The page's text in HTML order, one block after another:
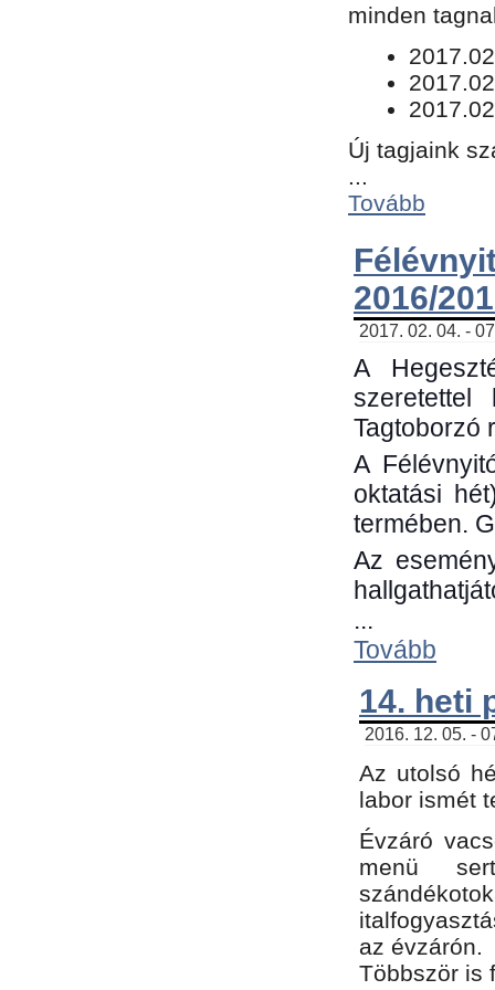
minden
Új tagjaink
...
Tovább
2016/
2017. 02. 04. -
A
Tagtoborzó
A
oktatási
termében.
Az
...
Tovább
14. heti
2016. 12. 05. -
Az utolsó
labor ismét
Évzáró
menü
az évzárón.
Többször is